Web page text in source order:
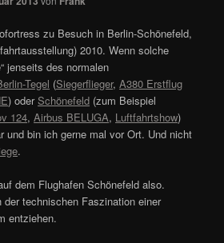
zu Besuch in Berlin-Schönefeld,
2010. Wenn solche
jenseits des normalen
Tegel (Siegerflieger,A380 Erstflug
) oderSchönefeld (zum Beispiel
124,Airbus BELUGA, Luftfahrtshow)
und bin ich gerne mal vor Ort. Und nicht
.
dem Flughafen Schönefeld also.
technischen Faszination einer
entziehen.